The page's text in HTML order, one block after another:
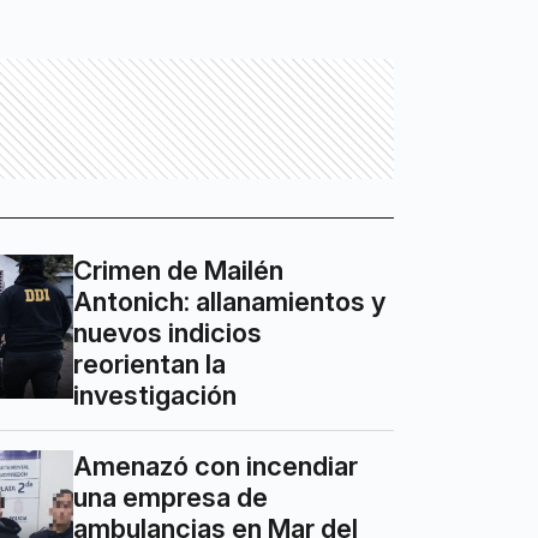
Crimen de Mailén
Antonich: allanamientos y
nuevos indicios
reorientan la
investigación
Amenazó con incendiar
una empresa de
ambulancias en Mar del